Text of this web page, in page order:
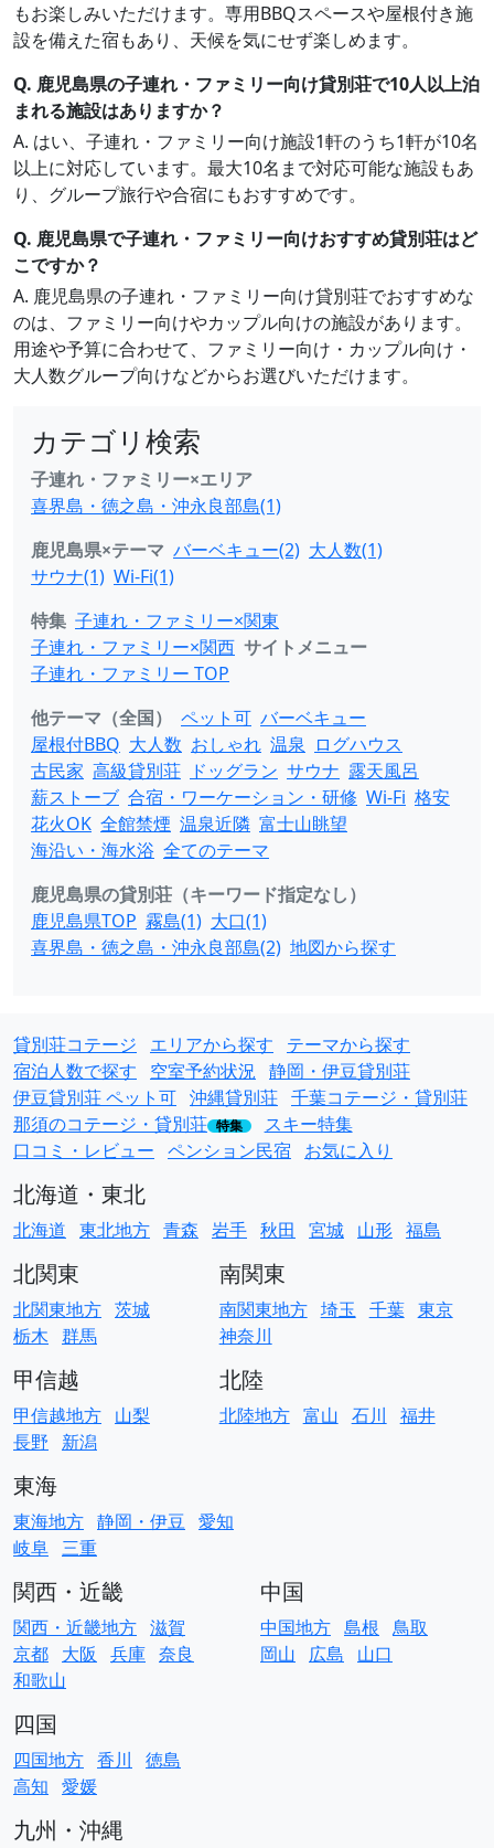
もお楽しみいただけます。専用BBQスペースや屋根付き施
設を備えた宿もあり、天候を気にせず楽しめます。
Q. 鹿児島県の子連れ・ファミリー向け貸別荘で10人以上泊
まれる施設はありますか？
A. はい、子連れ・ファミリー向け施設1軒のうち1軒が10名
以上に対応しています。最大10名まで対応可能な施設もあ
り、グループ旅行や合宿にもおすすめです。
Q. 鹿児島県で子連れ・ファミリー向けおすすめ貸別荘はど
こですか？
A. 鹿児島県の子連れ・ファミリー向け貸別荘でおすすめな
のは、ファミリー向けやカップル向けの施設があります。
用途や予算に合わせて、ファミリー向け・カップル向け・
大人数グループ向けなどからお選びいただけます。
カテゴリ検索
子連れ・ファミリー×エリア
喜界島・徳之島・沖永良部島(1)
鹿児島県×テーマ バーベキュー(2) 大人数(1)
サウナ(1) Wi-Fi(1)
特集 子連れ・ファミリー×関東
子連れ・ファミリー×関西 サイトメニュー
子連れ・ファミリー TOP
他テーマ（全国）
ペット可 バーベキュー
屋根付BBQ 大人数 おしゃれ 温泉 ログハウス
古民家 高級貸別荘 ドッグラン サウナ 露天風呂
薪ストーブ 合宿・ワーケーション・研修 Wi-Fi 格安
花火OK 全館禁煙 温泉近隣 富士山眺望
海沿い・海水浴 全てのテーマ
鹿児島県の貸別荘（キーワード指定なし）
鹿児島県TOP 霧島(1) 大口(1)
喜界島・徳之島・沖永良部島(2) 地図から探す
貸別荘コテージ エリアから探す
テーマから探す
宿泊人数で探す
空室予約状況 静岡・伊豆貸別荘
伊豆貸別荘 ペット可 沖縄貸別荘 千葉コテージ・貸別荘
那須のコテージ・貸別荘 特集
スキー特集
口コミ・レビュー ペンション民宿 お気に入り
北海道・東北
北海道 東北地方 青森 岩手 秋田 宮城 山形 福島
北関東
北関東地方 茨城
栃木 群馬
南関東
南関東地方 埼玉 千葉 東京
神奈川
甲信越
甲信越地方 山梨
長野
新潟
北陸
北陸地方 富山 石川 福井
東海
東海地方 静岡・伊豆 愛知
岐阜 三重
関西・近畿
関西・近畿地方 滋賀
京都 大阪 兵庫 奈良
和歌山
中国
中国地方 島根 鳥取
岡山
広島 山口
四国
四国地方 香川
徳島
高知 愛媛
九州・沖縄